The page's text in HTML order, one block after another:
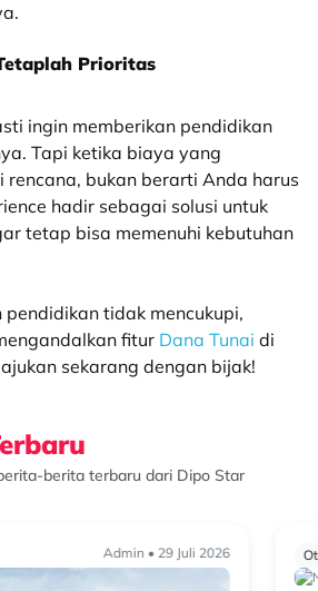
Prioritas
ingin memberikan pendidikan
Tapi ketika biaya yang
rencana, bukan berarti Anda harus
hadir sebagai solusi untuk
tetap bisa memenuhi kebutuhan
tidak mencukupi,
fitur Dana Tunai di
ajukan sekarang dengan bijak!
berita terbaru dari Dipo Star
Admin • 29 Juli 2026
Alasan New Xforce Layak